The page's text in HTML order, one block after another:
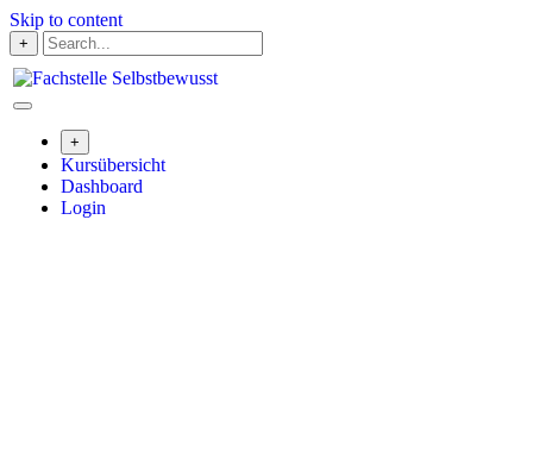
Skip to content
+
+
Kursübersicht
Dashboard
Login